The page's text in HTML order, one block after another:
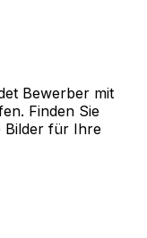
Bewerber mit
Finden Sie
Bilder für Ihre